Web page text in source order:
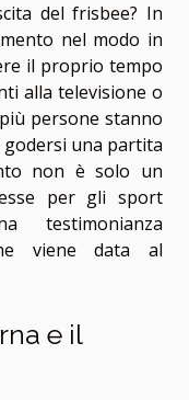
del frisbee? In
nel modo in
il proprio tempo
alla televisione o
persone stanno
una partita
non è solo un
per gli sport
testimonianza
viene data al
e il